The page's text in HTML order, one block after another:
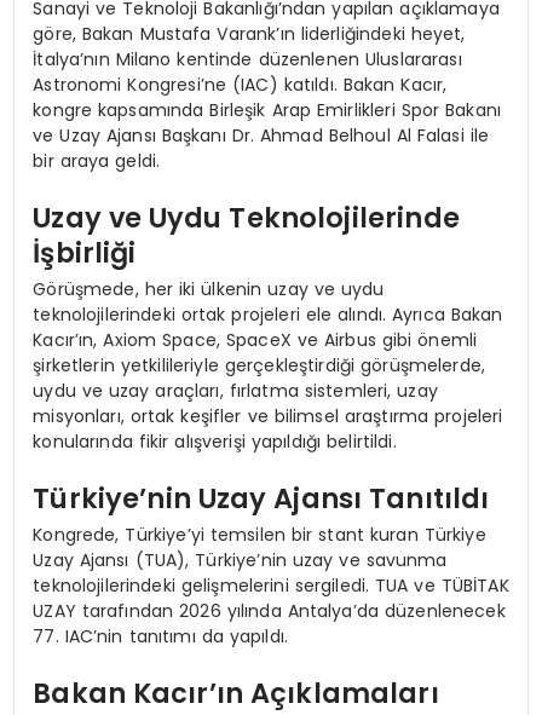
Sanayi ve Teknoloji Bakanlığı’ndan yapılan açıklamaya
göre, Bakan Mustafa Varank’ın liderliğindeki heyet,
İtalya’nın Milano kentinde düzenlenen Uluslararası
Astronomi Kongresi’ne (IAC) katıldı. Bakan Kacır,
kongre kapsamında Birleşik Arap Emirlikleri Spor Bakanı
ve Uzay Ajansı Başkanı Dr. Ahmad Belhoul Al Falasi ile
bir araya geldi.
Uzay ve Uydu Teknolojilerinde
İşbirliği
Görüşmede, her iki ülkenin uzay ve uydu
teknolojilerindeki ortak projeleri ele alındı. Ayrıca Bakan
Kacır’ın, Axiom Space, SpaceX ve Airbus gibi önemli
şirketlerin yetkilileriyle gerçekleştirdiği görüşmelerde,
uydu ve uzay araçları, fırlatma sistemleri, uzay
misyonları, ortak keşifler ve bilimsel araştırma projeleri
konularında fikir alışverişi yapıldığı belirtildi.
Türkiye’nin Uzay Ajansı Tanıtıldı
Kongrede, Türkiye’yi temsilen bir stant kuran Türkiye
Uzay Ajansı (TUA), Türkiye’nin uzay ve savunma
teknolojilerindeki gelişmelerini sergiledi. TUA ve TÜBİTAK
UZAY tarafından 2026 yılında Antalya’da düzenlenecek
77. IAC’nin tanıtımı da yapıldı.
Bakan Kacır’ın Açıklamaları